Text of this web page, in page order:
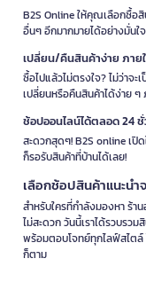
B2S Online ให้คุณเลือกซื้อสิ
อื่นๆ อีกมากมายได้อย่างมั่น
เปลี่ยน/คืนสินค้าง่าย ภาย
ซื้อไปแล้วไม่ตรงใจ? ไม่ว่า
เปลี่ยนหรือคืนสินค้าได้ง่าย ๆ
ช้อปออนไลน์ได้ตลอด 24 ชั่
สะดวกสุดๆ! B2S online เ
ก็รอรับสินค้าที่บ้านได้เลย!
เลือกช้อปสินค้าแนะนำ
สำหรับใครที่กำลังมองหา ร้า
ไม่สะดวก วันนี้เราได้รวบรว
พร้อมตอบโจทย์ทุกไลฟ์สไตล์
ก็ตาม